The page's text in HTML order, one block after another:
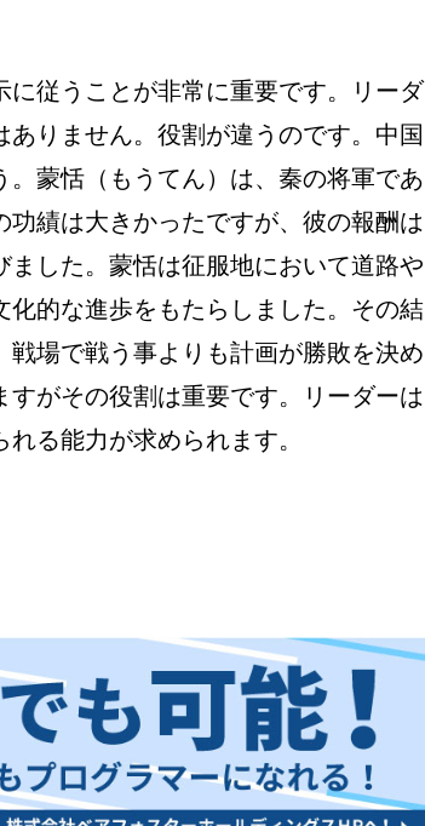
従うことが非常に重要です。リーダ
りません。役割が違うのです。中国
蒙恬（もうてん）は、秦の将軍であ
績は大きかったですが、彼の報酬は
した。蒙恬は征服地において道路や
的な進歩をもたらしました。その結
場で戦う事よりも計画が勝敗を決め
がその役割は重要です。リーダーは
る能力が求められます。